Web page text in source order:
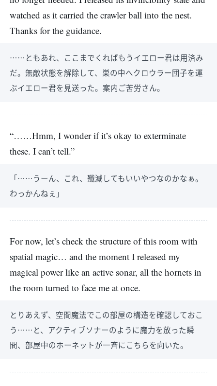
watched as it carried the crawler ball into the nest.
Thanks for the guidance.
……ともあれ、ここまでくればもうイエロー君は用済み
だ。無敵状態を解除して、巣の中へクロウラー団子を運
ぶイエロー君を見送った。案内ご苦労さん。
“……Hmm, I wonder if it’s okay to exterminate
these. I can’t tell.”
「……うーん、これ、殲滅してもいいやつなのかなぁ。
わっかんねぇ」
For now, let’s check the structure of this room with
spatial magic… and the moment I released my
magical power like an active sonar, all the hornets in
the room turned to face me at once.
とりあえず、空間魔法でこの部屋の構造を確認しておこ
う……と、アクティブソナーのように魔力を放った瞬
間、部屋中のホーネットが一斉にこちらを向いた。